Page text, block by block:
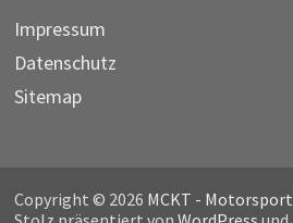
Impressum
Datenschutz
Sitemap
Copyright © 2026 MCKT -